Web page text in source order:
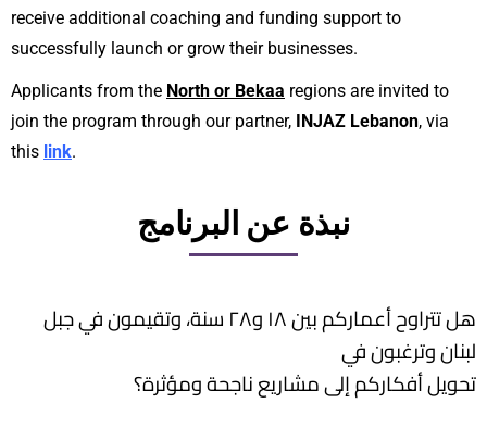
receive additional coaching and funding support to
successfully launch or grow their businesses.
Applicants from the North or Bekaa regions are invited to
join the program through our partner, INJAZ Lebanon, via
this link.
نبذة عن البرنامج
هل تتراوح أعماركم بين ١٨ و٢٨ سنة، وتقيمون في جبل
لبنان وترغبون في
تحويل أفكاركم إلى مشاريع ناجحة ومؤثرة؟